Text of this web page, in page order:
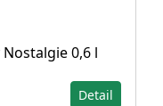
0,6 l
Detail